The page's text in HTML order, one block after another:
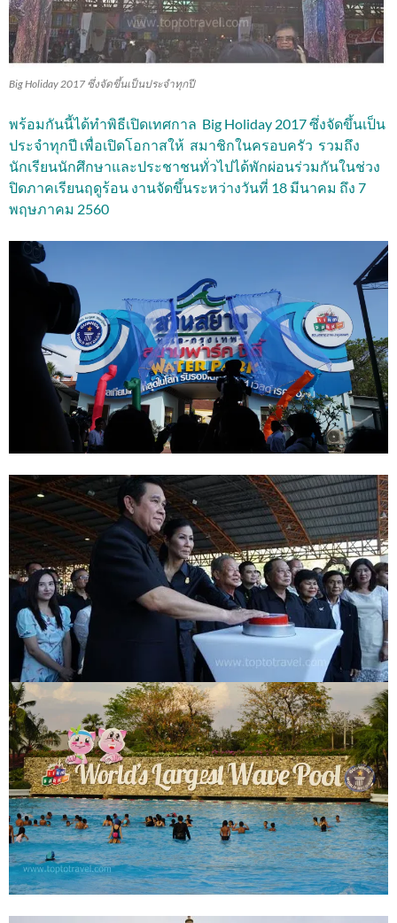
Big Holiday 2017 ซึ่งจัดขึ้นเป็นประจำทุกปี
พร้อมกันนี้ได้ทำพิธีเปิดเทศกาล Big Holiday 2017 ซึ่งจัดขึ้นเป็น
ประจำทุกปี เพื่อเปิดโอกาสให้ สมาชิกในครอบครัว รวมถึง
นักเรียนนักศึกษาและประชาชนทั่วไปได้พักผ่อนร่วมกันในช่วง
ปิดภาคเรียนฤดูร้อน งานจัดขึ้นระหว่างวันที่ 18 มีนาคม ถึง 7
พฤษภาคม 2560